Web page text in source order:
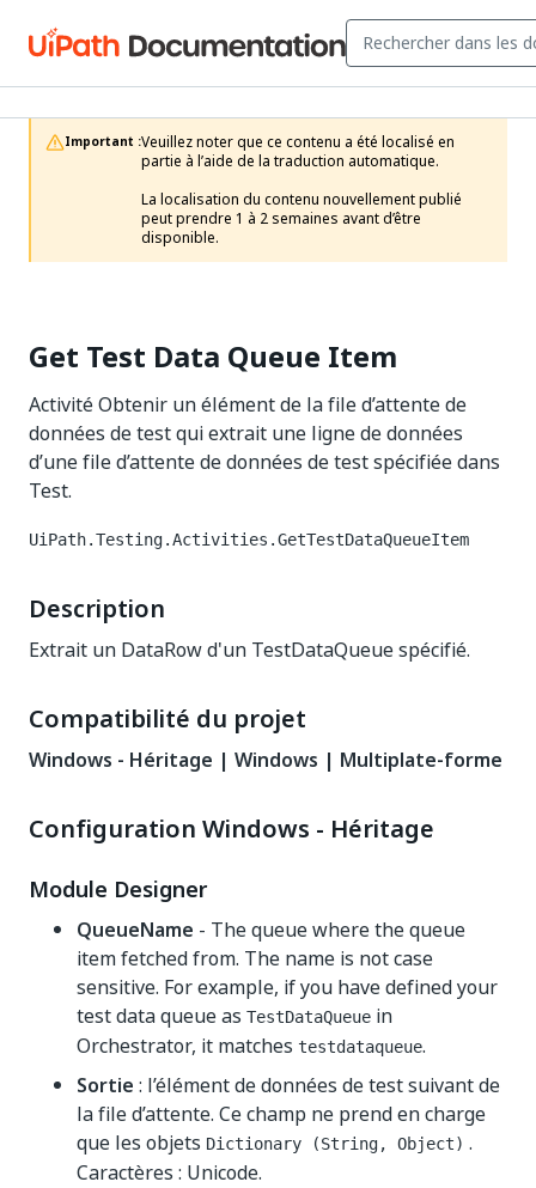
Important :Veuillez noter que ce contenu a été localisé en
partie à l’aide de la traduction automatique.
La localisation du contenu nouvellement publié
peut prendre 1 à 2 semaines avant d’être
disponible.
Get Test Data Queue Item
Activité Obtenir un élément de la file d’attente de
données de test qui extrait une ligne de données
d’une file d’attente de données de test spécifiée dans
Test.
UiPath.Testing.Activities.GetTestDataQueueItem
Description
Extrait un DataRow d'un TestDataQueue spécifié.
Compatibilité du projet
Windows - Héritage | Windows | Multiplate-forme
Configuration Windows - Héritage
Module Designer
QueueName - The queue where the queue
item fetched from. The name is not case
sensitive. For example, if you have defined your
test data queue as TestDataQueue in
Orchestrator, it matches testdataqueue.
Sortie : l’élément de données de test suivant de
la file d’attente. Ce champ ne prend en charge
que les objets Dictionary (String, Object) .
Caractères : Unicode.